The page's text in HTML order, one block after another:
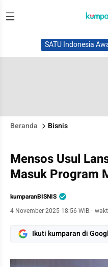
SATU Indonesia
Beranda Bisnis
Mensos Usul
Masuk Program
kumparanBISNIS
4 November 2025 18:56 WIB ·
Ikuti kumparan di